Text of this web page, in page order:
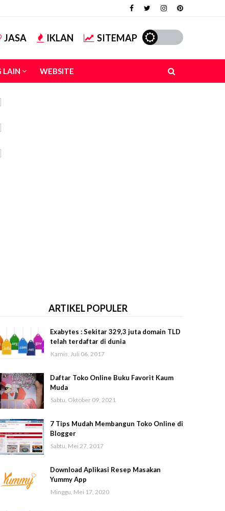
JASA IKLAN SITEMAP
LAIN WEBSITE
ARTIKEL POPULER
Exabytes : Sekitar 329,3 juta domain TLD
telah terdaftar di dunia
Kamis, Juli 06, 2017
Daftar Toko Online Buku Favorit Kaum
Muda
Sabtu, Oktober 09, 2021
7 Tips Mudah Membangun Toko Online di
Blogger
Sabtu, Mei 27, 2017
Download Aplikasi Resep Masakan
Yummy App
Minggu, Mei 17, 2020